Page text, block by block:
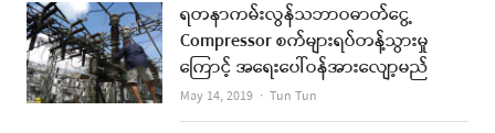
ရတနာကမ်းလွန်သဘာဝဓာတ်ငွေ့
Compressor စက်များရပ်တန့်သွားမှု
ကြောင့် အရေးပေါ်ဝန်အားလျော့မည်
May 14, 2019 Author
Tun Tun